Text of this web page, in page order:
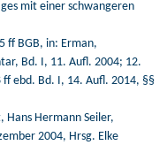
mit einer schwangeren
ff BGB, in: Erman,
Bd. I, 11. Aufl. 2004; 12.
ebd. Bd. I, 14. Aufl. 2014, §§
Hermann Seiler,
2004, Hrsg. Elke